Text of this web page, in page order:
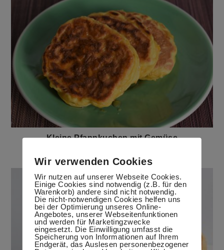
Kleine Pfannkuchen mit Gemüse
Wir verwenden Cookies
Wir nutzen auf unserer Webseite Cookies.
Einige Cookies sind notwendig (z.B. für den
Warenkorb) andere sind nicht notwendig.
Die nicht-notwendigen Cookies helfen uns
bei der Optimierung unseres Online-
Angebotes, unserer Webseitenfunktionen
und werden für Marketingzwecke
eingesetzt. Die Einwilligung umfasst die
Speicherung von Informationen auf Ihrem
Endgerät, das Auslesen personenbezogener